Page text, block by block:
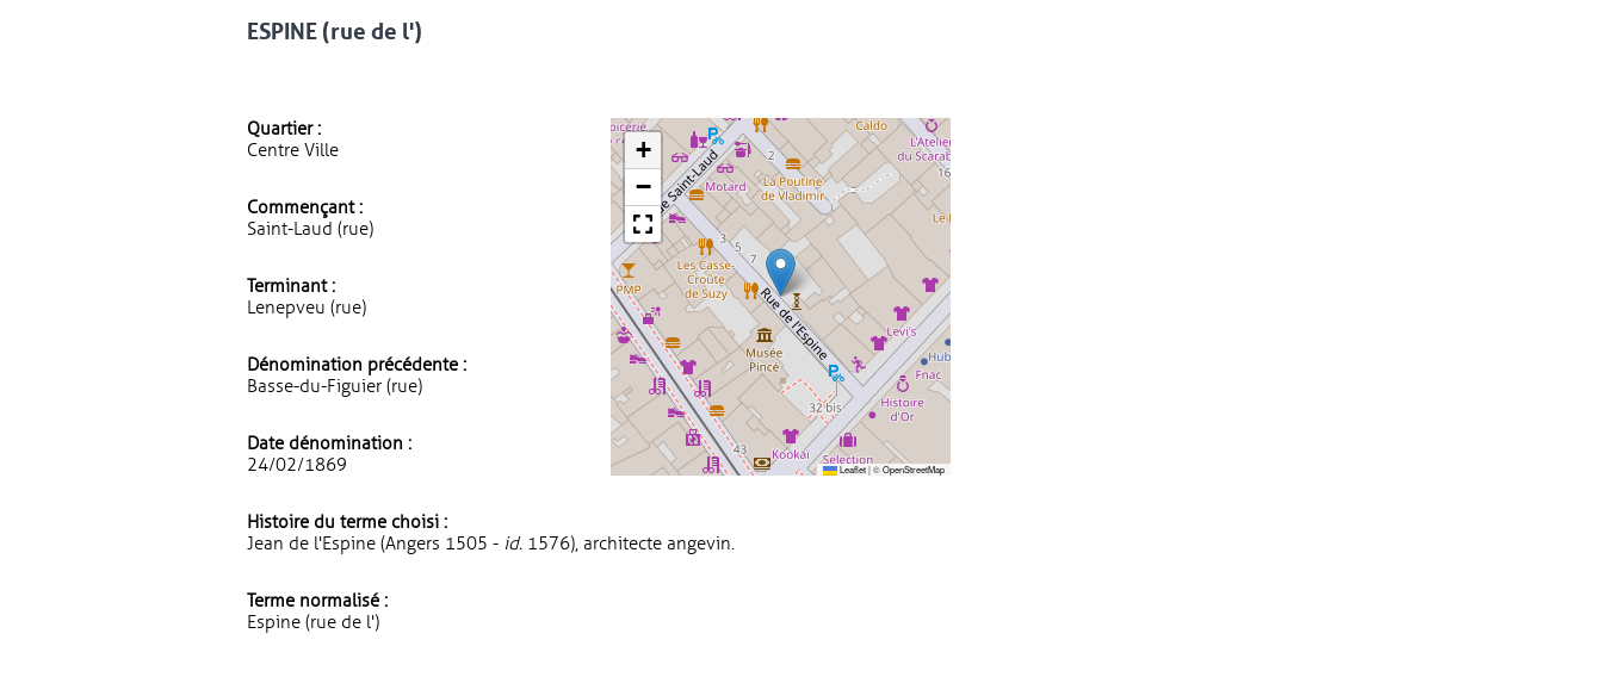
ESPINE (rue de l')
Quartier :
Centre Ville
Commençant :
Saint-Laud (rue)
Terminant :
Lenepveu (rue)
Dénomination précédente :
Basse-du-Figuier (rue)
Date dénomination :
24/02/1869
+
−
Leaflet|©OpenStreetMap
Histoire du terme choisi :
Jean de l'Espine (Angers 1505 - id. 1576), architecte angevin.
Terme normalisé :
Espine (rue de l')